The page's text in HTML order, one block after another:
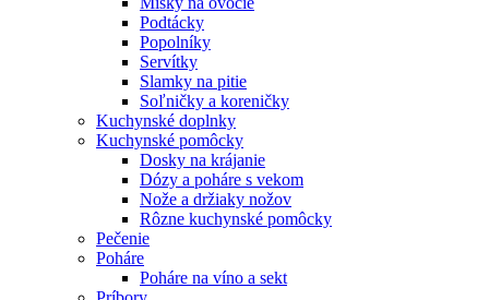
Podtácky
Popolníky
Servítky
Slamky na pitie
Soľničky a koreničky
Kuchynské doplnky
Kuchynské pomôcky
Dosky na krájanie
Dózy a poháre s vekom
Nože a držiaky nožov
Rôzne kuchynské pomôcky
Pečenie
Poháre
Poháre na víno a sekt